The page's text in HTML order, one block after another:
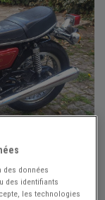
des données
des identifiants
les technologies